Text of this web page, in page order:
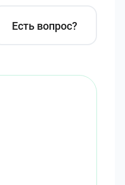
Есть вопрос?